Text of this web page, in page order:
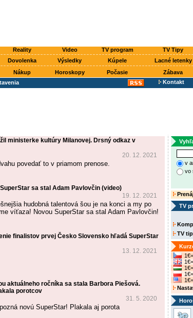
Reality Video TV program TV Tipy
Dovolenka Výsledky Kúpele Lacné letenky
Nákup Horoskopy Počasie Zábava
Kontakt
ministerke kultúry Milanovej. Drsný odkaz v
20. 12. 2021
povedať to v priamom prenose.
sa stal Adam Pavlovčin (video)
19. 12. 2021
hudobná talentová šou je na konci a my po
víťaza! Novou SuperStar sa stal Adam Pavlovčin!
finalistov prvej Česko Slovensko hľadá SuperStar
13. 12. 2021
aktuálneho ročníka sa stala Barbora Piešová.
porotcov
31. 5. 2020
novú SuperStar! Plakala aj porota
v
vo
TV
TV
1€=
1€=
1€=
1€=
1€=